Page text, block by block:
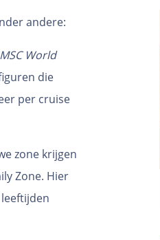
andere:
MSC World
die
per cruise
zone krijgen
Zone. Hier